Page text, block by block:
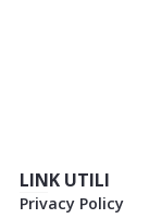
LINK UTILI
Privacy Policy